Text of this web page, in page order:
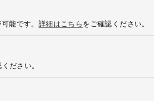
能です。 詳細はこちらをご確認ください。
ださい。